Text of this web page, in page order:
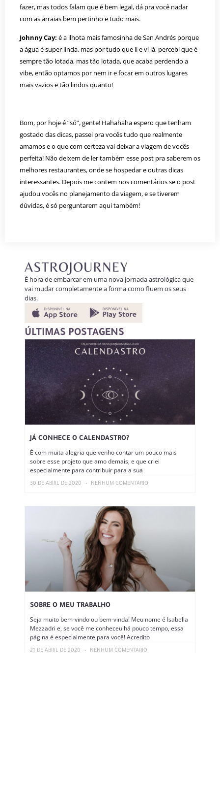
fazer, mas todos falam que é bem legal, dá pra você nadar
com as arraias bem pertinho e tudo mais.
Johnny Cay: é a ilhota mais famosinha de San Andrés porque
a água é super linda, mas por tudo que li e vi lá, percebi que é
sempre tão lotada, mas tão lotada, que acaba perdendo a
vibe, então optamos por nem ir e focar em outros lugares
mais vazios e tão lindos quanto!
Bom, por hoje é “só”, gente! Hahahaha espero que tenham
gostado das dicas, passei pra vocês tudo que realmente
amamos e o que com certeza vai deixar a viagem de vocês
perfeita! Não deixem de ler também esse post pra saberem os
melhores restaurantes, onde se hospedar e outras dicas
interessantes. Depois me contem nos comentários se o post
ajudou vocês no planejamento da viagem, e se tiverem
dúvidas, é só perguntarem aqui também!
É hora de embarcar em uma nova jornada astrológica que
vai mudar completamente a forma como fluem os seus
dias.
ÚLTIMAS POSTAGENS
JÁ CONHECE O CALENDASTRO?
É com muita alegria que venho contar um pouco mais
sobre esse projeto que amo demais, e que criei
especialmente para contribuir para a sua
30 DE ABRIL DE 2020 NENHUM COMENTÁRIO
SOBRE O MEU TRABALHO
Seja muito bem-vindo ou bem-vinda! Meu nome é Isabella
Mezzadri e, se você me conheceu há pouco tempo, essa
página é especialmente para você! Acredito
21 DE ABRIL DE 2020 NENHUM COMENTÁRIO